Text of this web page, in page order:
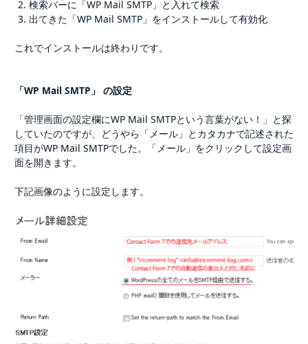
検索バーに「WP Mail SMTP」と入れて検索
出てきた「WP Mail SMTP」をインストールして有効化
これでインストールは終わりです。
「WP Mail SMTP」 の設定
「管理画面の設定欄にWP Mail SMTPという言葉がない！」と探
していたのですが、どうやら「メール」とカタカナで記述された
項目がWP Mail SMTPでした。「メール」をクリックして設定画
面を開きます。
下記画像のように設定します。